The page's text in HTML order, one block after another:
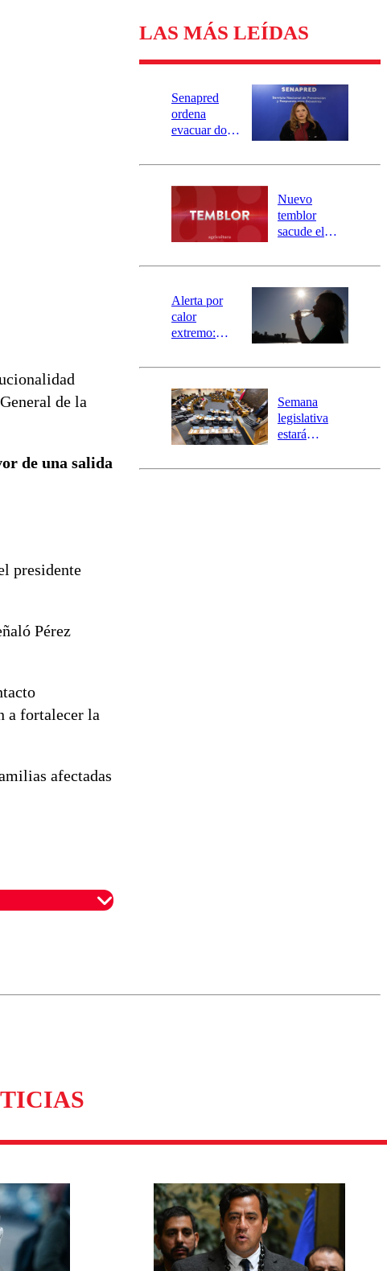
de la
de una salida
presidente
Pérez
a fortalecer la
afectadas
LAS MÁS LEÍDAS
Senapred
ordena
evacuar dos
Carahue por
río Damas:
activa
mensajería
SAE
Nuevo
temblor
sacude el
revisa la
epicentro
Alerta por
calor
extremo:
activa Alerta
Preventiva en
tres comunas
Semana
legislativa
estará
el fin de la